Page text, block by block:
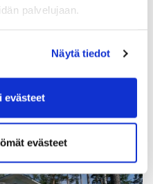
palvelujaan.
Näytä tiedot
evästeet
evästeet
PeGo Golf Schoolin